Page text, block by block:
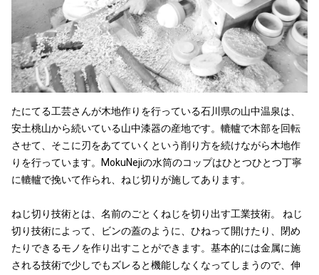
たにてる工芸さんが木地作りを行っている石川県の山中温泉は、
安土桃山から続いている山中漆器の産地です。轆轤で木部を回転
させて、そこに刃をあてていくという削り方を続けながら木地作
りを行っています。MokuNejiの水筒のコップはひとつひとつ丁寧
に轆轤で挽いて作られ、ねじ切りが施してあります。
ねじ切り技術とは、名前のごとくねじを切り出す工業技術。 ねじ
切り技術によって、ビンの蓋のように、ひねって開けたり、閉め
たりできるモノを作り出すことができます。基本的には金属に施
される技術で少しでもズレると機能しなくなってしまうので、伸